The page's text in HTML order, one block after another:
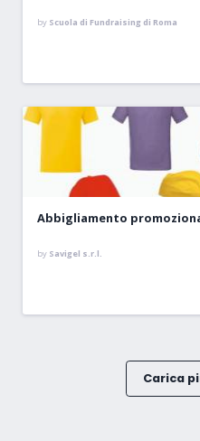
by Scuola di Fundraising di Roma
Abbigliamento
by Savigel s.r.l.
Carica